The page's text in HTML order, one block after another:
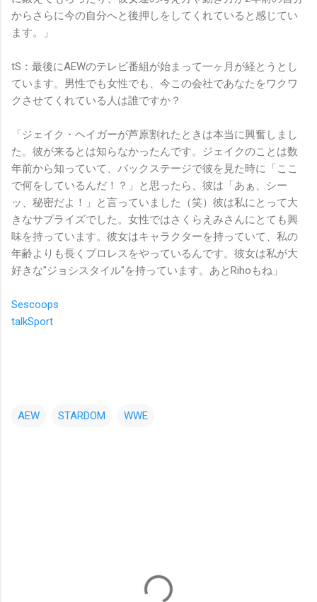
からさらに今の自分へと後押しをしてくれていると感じてい
ます。」
tS：最後にAEWのテレビ番組が始まって一ヶ月が経とうとし
ています。男性でも女性でも、今この会社であなたをワクワ
クさせてくれている人は誰ですか？
「ジェイク・ヘイガーが芦原割れたときは本当に興奮しまし
た。彼が来るとは知らなかったんです。ジェイクのことは数
年前から知っていて、バックステージで彼を見た時に「ここ
で何をしているんだ！？」と思ったら、彼は「あぁ、シー
ッ、秘密だよ！」と言っていました（笑）彼は私にとって大
きなサプライズでした。女性ではさくらえみさんにとても興
味を持っています。彼女はキャラクターを持っていて、私の
年齢よりも長くプロレスをやっているんです。彼女は私が大
好きな"ジョシスタイル"を持っています。あとRihoもね」
Sescoops
talkSport
AEW STARDOM WWE